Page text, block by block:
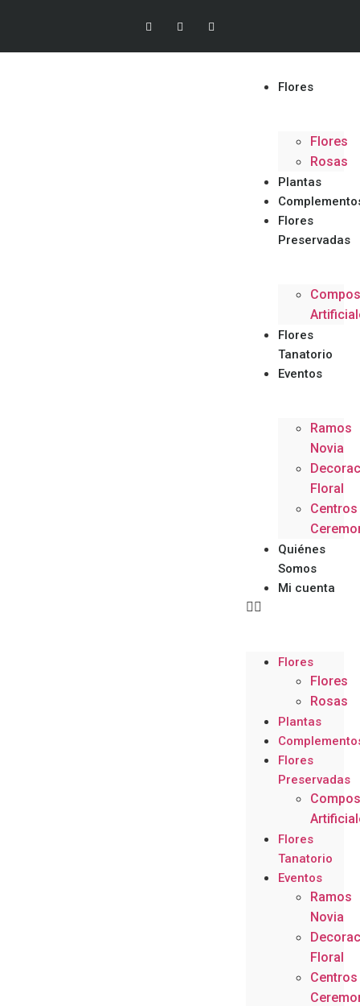
Flores
Flores
Rosas
Plantas
Flores
Preservadas
Flores
Tanatorio
Eventos
Ramos
Novia
Floral
Centros
Quiénes
Somos
Mi cuenta
Flores
Flores
Rosas
Plantas
Flores
Preservadas
Flores
Tanatorio
Eventos
Ramos
Novia
Floral
Centros